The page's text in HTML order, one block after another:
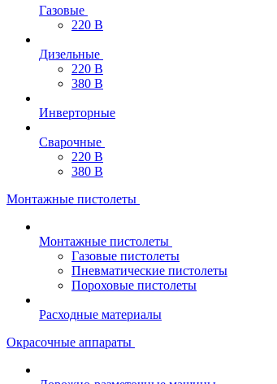
Газовые
220 В
Дизельные
220 В
380 В
Инверторные
Сварочные
220 В
380 В
Монтажные пистолеты
Монтажные пистолеты
Газовые пистолеты
Пневматические пистолеты
Пороховые пистолеты
Расходные материалы
Окрасочные аппараты